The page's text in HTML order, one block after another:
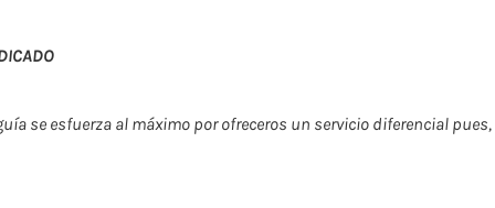
se esfuerza al máximo por ofreceros un servicio diferencial